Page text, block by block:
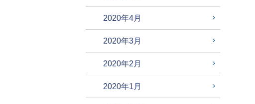
2020年4月
2020年3月
2020年2月
2020年1月